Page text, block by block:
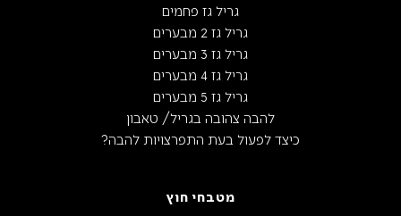
גריל גז פחמים
גריל גז 2 מבערים
גריל גז 3 מבערים
גריל גז 4 מבערים
גריל גז 5 מבערים
להבה צהובה בגריל/ טאבון
כיצד לפעול בעת התפרצויות להבה?
מטבחי חוץ